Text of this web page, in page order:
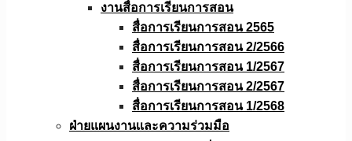
งานสื่อการเรียนการสอน
สื่อการเรียนการสอน 2565
สื่อการเรียนการสอน 2/2566
สื่อการเรียนการสอน 1/2567
สื่อการเรียนการสอน 2/2567
สื่อการเรียนการสอน 1/2568
ฝ่ายแผนงานเเละความร่วมมือ